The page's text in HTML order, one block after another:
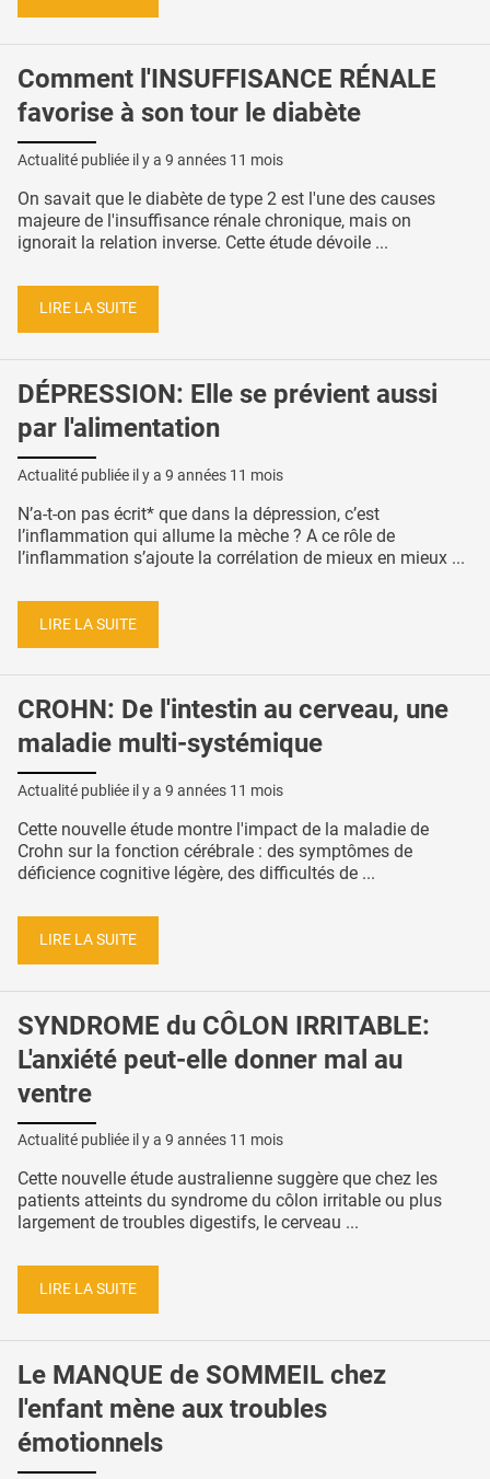
Comment l'INSUFFISANCE RÉNALE
favorise à son tour le diabète
Actualité publiée il y a 9 années 11 mois
On savait que le diabète de type 2 est l'une des causes
majeure de l'insuffisance rénale chronique, mais on
ignorait la relation inverse. Cette étude dévoile ...
LIRE LA SUITE
DÉPRESSION: Elle se prévient aussi
par l'alimentation
Actualité publiée il y a 9 années 11 mois
N’a-t-on pas écrit* que dans la dépression, c’est
l’inflammation qui allume la mèche ? A ce rôle de
l’inflammation s’ajoute la corrélation de mieux en mieux ...
LIRE LA SUITE
CROHN: De l'intestin au cerveau, une
maladie multi-systémique
Actualité publiée il y a 9 années 11 mois
Cette nouvelle étude montre l'impact de la maladie de
Crohn sur la fonction cérébrale : des symptômes de
déficience cognitive légère, des difficultés de ...
LIRE LA SUITE
SYNDROME du CÔLON IRRITABLE:
L'anxiété peut-elle donner mal au
ventre
Actualité publiée il y a 9 années 11 mois
Cette nouvelle étude australienne suggère que chez les
patients atteints du syndrome du côlon irritable ou plus
largement de troubles digestifs, le cerveau ...
LIRE LA SUITE
Le MANQUE de SOMMEIL chez
l'enfant mène aux troubles
émotionnels